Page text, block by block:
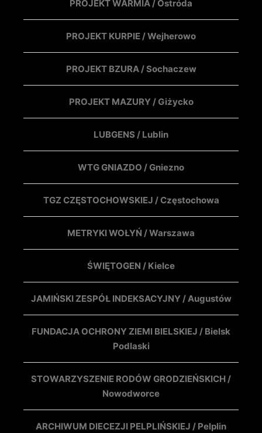
PROJEKT WARMIA / Ostróda
PROJEKT KURPIE / Wejherowo
PROJEKT BZURA / Sochaczew
PROJEKT MAZURY / Giżycko
LUBGENS / Lublin
WTG GNIAZDO / Gniezno
TGZ CZĘSTOCHOWSKIEJ / Częstochowa
METRYKI WOŁYŃ / Warszawa
ŚWIĘTOGEN / Kielce
JAMIŃSKI ZESPÓŁ INDEKSACYJNY / Augustów
FUNDACJA OCHRONY ZIEMI BIELSKIEJ / Bielsk
Podlaski
STOWARZYSZENIE RODÓW GRODZIEŃSKICH /
Nowodworce
ARCHIWUM DIECEZJI PELPLIŃSKIEJ / Pelplin